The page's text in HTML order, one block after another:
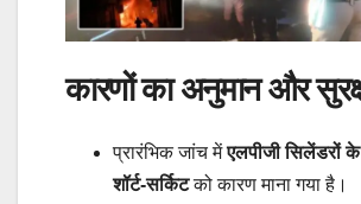
कारणों का अनुमान और
प्रारंभिक जांच मेंएलपीजी सिलेंडरों
शॉर्ट-सर्किटको कारण माना गया है।